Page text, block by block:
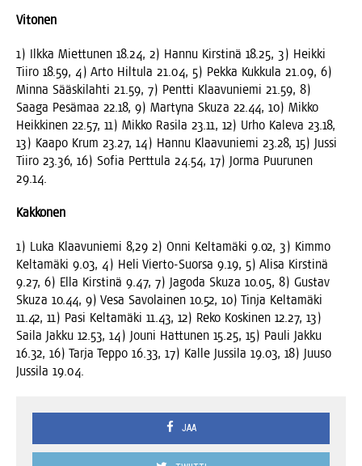
Vito­nen
1) Ilk­ka Miet­tu­nen 18.24, 2) Han­nu Kirs­ti­nä 18.25, 3) Heik­ki
Tii­ro 18.59, 4) Arto Hil­tu­la 21.04, 5) Pek­ka Kuk­ku­la 21.09, 6)
Min­na Sääs­ki­lah­ti 21.59, 7) Pent­ti Klaa­vu­nie­mi 21.59, 8)
Saa­ga Pesä­maa 22.18, 9) Mar­ty­na Skuza 22.44, 10) Mik­ko
Heik­ki­nen 22.57, 11) Mik­ko Rasi­la 23.11, 12) Urho Kale­va 23.18,
13) Kaa­po Krum 23.27, 14) Han­nu Klaa­vu­nie­mi 23.28, 15) Jus­si
Tii­ro 23.36, 16) Sofia Pert­tu­la 24.54, 17) Jor­ma Puu­ru­nen
29.14.
Kak­ko­nen
1) Luka Klaa­vu­nie­mi 8,29 2) Onni Kel­ta­mä­ki 9.02, 3) Kim­mo
Kel­ta­mä­ki 9.03, 4) Heli Vier­to-Suor­sa 9.19, 5) Ali­sa Kirs­ti­nä
9.27, 6) Ella Kirs­ti­nä 9.47, 7) Jago­da Skuza 10.05, 8) Gus­tav
Skuza 10.44, 9) Vesa Savo­lai­nen 10.52, 10) Tin­ja Kel­ta­mä­ki
11.42, 11) Pasi Kel­ta­mä­ki 11.43, 12) Reko Kos­ki­nen 12.27, 13)
Sai­la Jak­ku 12.53, 14) Jou­ni Hat­tu­nen 15.25, 15) Pau­li Jak­ku
16.32, 16) Tar­ja Tep­po 16.33, 17) Kal­le Jus­si­la 19.03, 18) Juuso
Jus­si­la 19.04.
JAA